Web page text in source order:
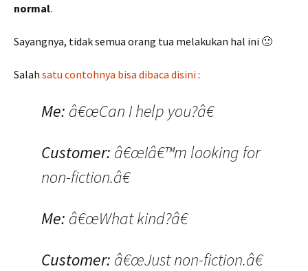
normal.
Sayangnya, tidak semua orang tua melakukan hal ini 🙁
Salah satu contohnya bisa dibaca disini:
Me: â€œCan I help you?â€
Customer: â€œIâ€™m looking for
non-fiction.â€
Me: â€œWhat kind?â€
Customer: â€œJust non-fiction.â€